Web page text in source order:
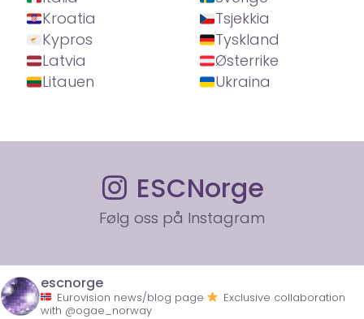
Kroatia
Kypros
Latvia
Litauen
Tsjekkia
Tyskland
Østerrike
Ukraina
ESCNorge
Følg oss på Instagram
escnorge
Eurovision news/blog page
Exclusive collaboration
with @ogae_norway